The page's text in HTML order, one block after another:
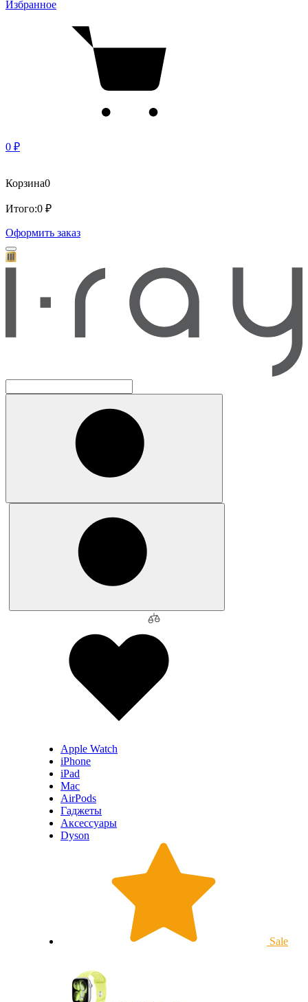
Избранное
0 ₽
Корзина0
Итого:0 ₽
Оформить заказ
Apple Watch
iPhone
iPad
Mac
AirPods
Гаджеты
Аксессуары
Dyson
Sale